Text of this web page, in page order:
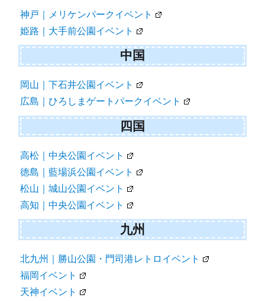
神戸｜メリケンパークイベント
姫路｜大手前公園イベント
中国
岡山｜下石井公園イベント
広島｜ひろしまゲートパークイベント
四国
高松｜中央公園イベント
徳島｜藍場浜公園イベント
松山｜城山公園イベント
高知｜中央公園イベント
九州
北九州｜勝山公園・門司港レトロイベント
福岡イベント
天神イベント